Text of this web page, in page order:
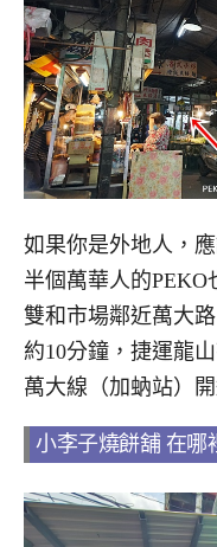
如果你是外地人，
半個萬華人的
雙和市場鄰近萬大
約10分鐘，捷運龍
萬大線（加蚋站）
小李子燒餅舖 在哪